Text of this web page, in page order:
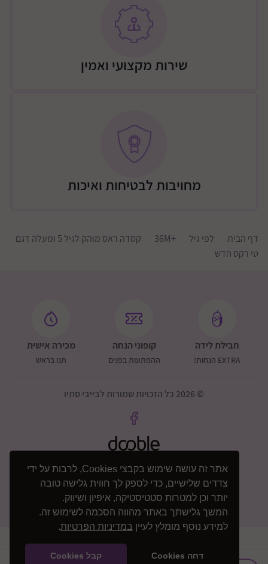
אתר זה עושה שימוש בקבצי Cookies, לרבות על ידי
צדדים שלישיים, כדי לספק לך חווית גלישה טובה
יותר וכן למטרות סטטיסטיקה, איפיון ושיווק.
המשך גלישתך באתר מהווה הסכמה לשימוש זה.
למידע נוסף מומלץ לעיין במדיניות הפרטיות.
דחה Cookies קבל Cookies
שירות מקצועי ואמין
מחויבות לבטיחות ואיכות
דף הבית לפי גיל +36M
קסדה ראס מוהק לגיל 5 ומעלה דגם
טי רקס חדש
חבילת לידה
EXTRA הנחות!
קופוני הנחה
ההפתעות בפנים
מכירה אישית
תנו בראש
© 2026 כל הזכויות שמורות לבייבי סתיו